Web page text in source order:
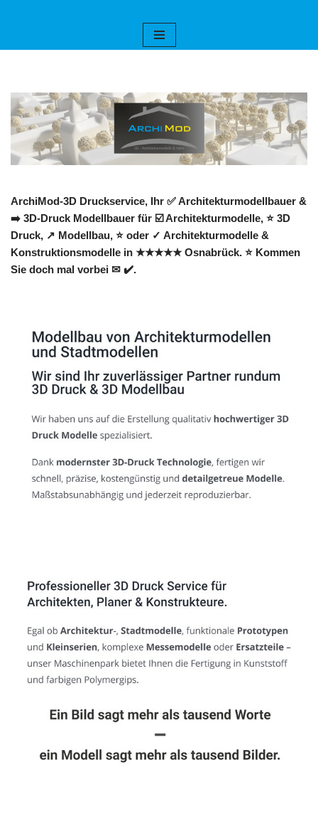
ArchiMod-3D Druckservice, Ihr ✅ Architekturmodellbauer &
➡️ 3D-Druck Modellbauer für ☑️ Architekturmodelle, ⭐ 3D
Druck, ↗️ Modellbau, ⭐ oder ✓ Architekturmodelle &
Konstruktionsmodelle in ★★★★★ Osnabrück. ⭐ Kommen
Sie doch mal vorbei ✉ ✔️.